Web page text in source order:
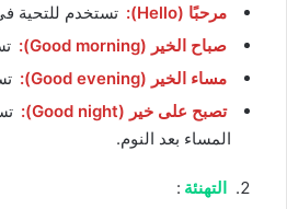
مرحبًا (Hello):
تستخدم للتحية
صباح الخير (Good morning):
مساء الخير (Good evening):
تصبح على خير (Good night):
المساء بعد النوم.
التهنئة :